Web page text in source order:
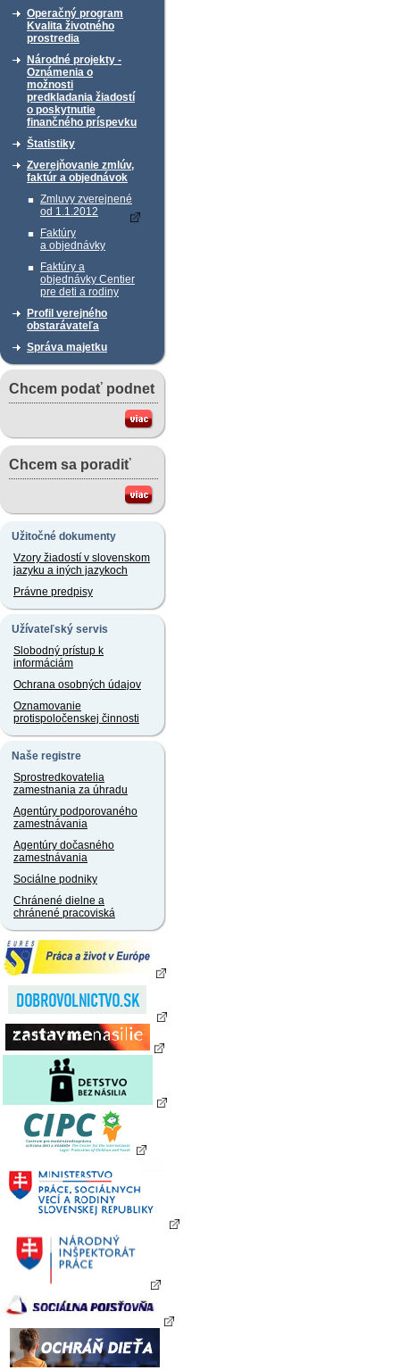
Operačný program
Kvalita životného
prostredia
Národné projekty -
Oznámenia o
možnosti
predkladania žiadostí
o poskytnutie
finančného príspevku
Štatistiky
Zverejňovanie zmlúv,
faktúr a objednávok
Zmluvy zverejnené
od 1.1.2012
Faktúry
a objednávky
Faktúry a
objednávky Centier
pre deti a rodiny
Profil verejného
obstarávateľa
Správa majetku
Chcem podať podnet
Chcem sa poradiť
Užitočné dokumenty
Vzory žiadostí v slovenskom
jazyku a iných jazykoch
Právne predpisy
Užívateľský servis
Slobodný prístup k
informáciám
Ochrana osobných údajov
Oznamovanie
protispoločenskej činnosti
Naše registre
Sprostredkovatelia
zamestnania za úhradu
Agentúry podporovaného
zamestnávania
Agentúry dočasného
zamestnávania
Sociálne podniky
Chránené dielne a
chránené pracoviská